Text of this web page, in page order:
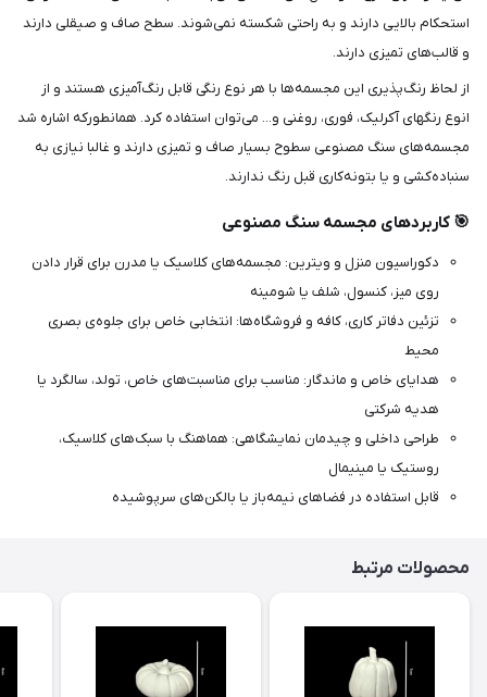
استحکام بالایی دارند و به راحتی شکسته نمی‌شوند. سطح صاف و صیقلی دارند
و قالب‌های تمیزی دارند.
از لحاظ رنگ‌پذیری این مجسمه‌ها با هر نوع رنگی قابل رنگ‌آمیزی هستند و از
انوع رنگ‎های آکرلیک، فوری، روغنی و... می‌توان استفاده کرد. همانطورکه اشاره شد
مجسمه‌های سنگ مصنوعی سطوح بسیار صاف و تمیزی دارند و غالبا نیازی به
سنباده‌کشی و یا بتونه‌کاری قبل رنگ ندارند.
🎯 کاربردهای مجسمه سنگ مصنوعی
دکوراسیون منزل و ویترین: مجسمه‌های کلاسیک یا مدرن برای قرار دادن
روی میز، کنسول، شلف یا شومینه
تزئین دفاتر کاری، کافه و فروشگاه‌ها: انتخابی خاص برای جلوه‌ی بصری
محیط
هدایای خاص و ماندگار: مناسب برای مناسبت‌های خاص، تولد، سالگرد یا
هدیه شرکتی
طراحی داخلی و چیدمان نمایشگاهی: هماهنگ با سبک‌های کلاسیک،
روستیک یا مینیمال
قابل استفاده در فضاهای نیمه‌باز یا بالکن‌های سرپوشیده
محصولات مرتبط